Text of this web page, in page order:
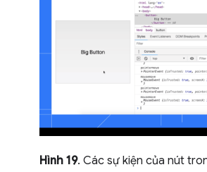
Hình 19. Các sự kiện của nút